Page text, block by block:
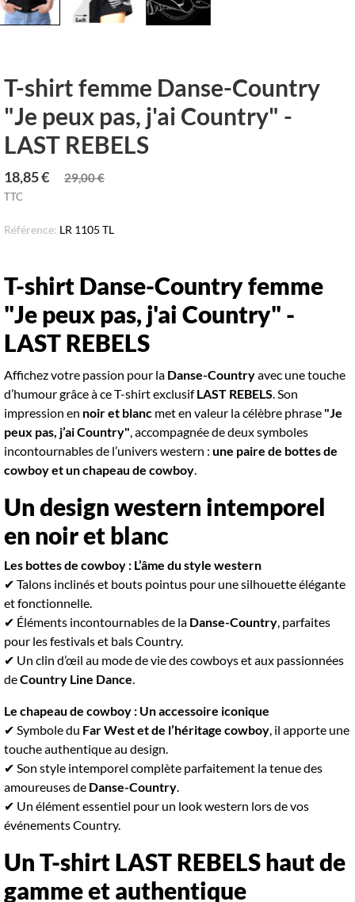
T-shirt femme Danse-Country
"Je peux pas, j'ai Country" -
LAST REBELS
18,85 € 29,00 €
TTC
Référence: LR 1105 TL
T-shirt Danse-Country femme
"Je peux pas, j'ai Country" -
LAST REBELS
Affichez votre passion pour la Danse-Countryavec une touche
d’humour grâce à ce T-shirt exclusifLAST REBELS. Son
impression en noir et blanc met en valeur la célèbre phrase "Je
peux pas, j’ai Country", accompagnée de deux symboles
incontournables de l’univers western : une paire de bottes de
cowboy et un chapeau de cowboy.
Un design western intemporel
en noir et blanc
Les bottes de cowboy : L’âme du style western
✔ Talons inclinés et bouts pointus pour une silhouette élégante
et fonctionnelle.
✔ Éléments incontournables de la Danse-Country, parfaites
pour les festivals et bals Country.
✔ Un clin d’œil au mode de vie des cowboys et aux passionnées
deCountry Line Dance.
Le chapeau de cowboy : Un accessoire iconique
✔ Symbole du Far West et de l’héritage cowboy, il apporte une
touche authentique au design.
✔ Son style intemporel complète parfaitement la tenue des
amoureuses de Danse-Country.
✔ Un élément essentiel pour un look western lors de vos
événements Country.
Un T-shirt LAST REBELS haut de
gamme et authentique